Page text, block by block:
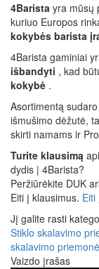
4Barista yra mūsų
kuriuo Europos
kokybės barista
4Barista gaminiai
išbandyti , kad
kokybė .
Asortimentą
išmušimo dėžutė,
skirti namams ir
Turite klausimą
dydis | 4Barista?
Peržiūrėkite DUK
Eiti į klausimus.
Jį galite rasti
Stiklo skalavimo
skalavimo priemonė
Vaizdo įrašas